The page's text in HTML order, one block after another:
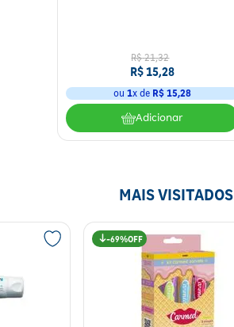
R$ 21,32
R$15,28
ou 1x de R$ 15,28
Adicionar
MAIS VISITADOS
69%